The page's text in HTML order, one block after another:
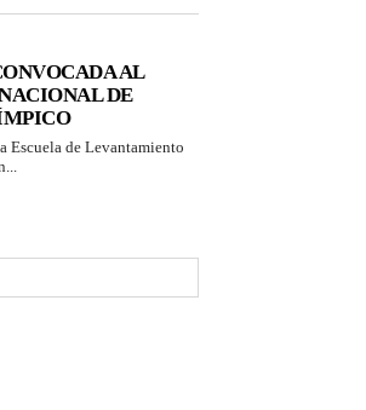
AL
DE
Escuela de Levantamiento